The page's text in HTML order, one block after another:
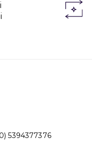
5394377376